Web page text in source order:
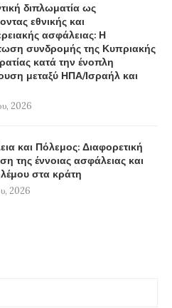
διπλωματία ως
εθνικής και
ασφάλειας: Η
συνδρομής της Κυπριακής
κατά την ένοπλη
μεταξύ ΗΠΑ/Ισραήλ και
2026
και Πόλεμος: Διαφορετική
της έννοιας ασφάλειας και
στα κράτη
2026